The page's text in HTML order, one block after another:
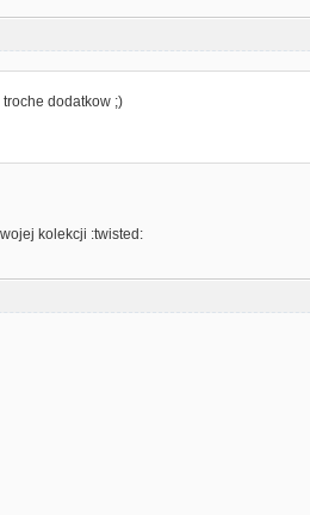
dodatkow ;)
kolekcji :twisted: